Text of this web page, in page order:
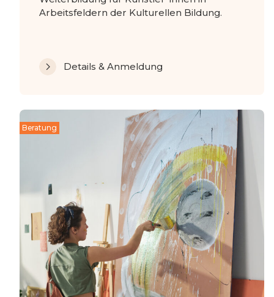
Arbeitsfeldern der Kulturellen Bildung.
Details & Anmeldung
Beratung